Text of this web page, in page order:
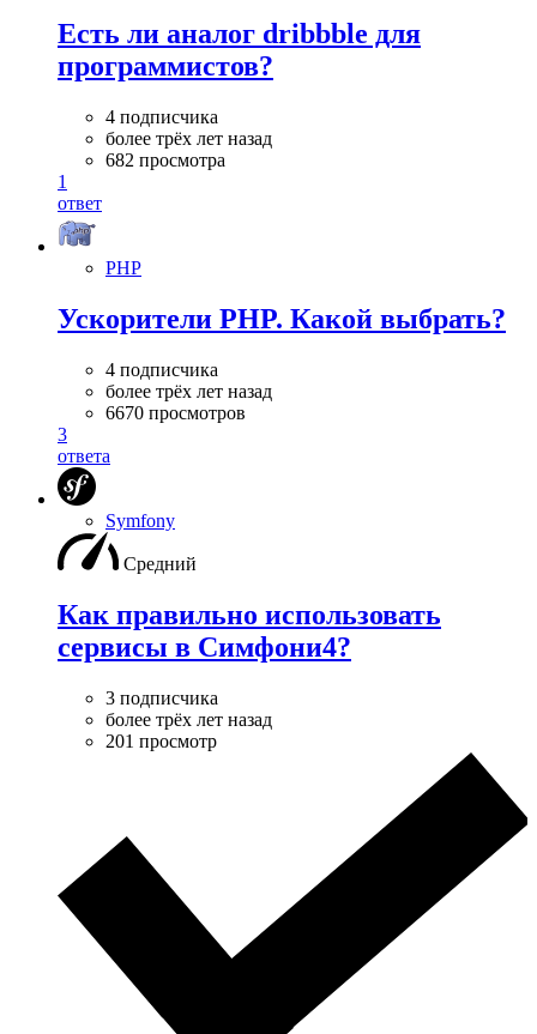
Есть ли аналог dribbble для
программистов?
4 подписчика
более трёх лет назад
682 просмотра
1
ответ
PHP
Ускорители PHP. Какой выбрать?
4 подписчика
более трёх лет назад
6670 просмотров
3
ответа
Symfony
Средний
Как правильно использовать
сервисы в Симфони4?
3 подписчика
более трёх лет назад
201 просмотр